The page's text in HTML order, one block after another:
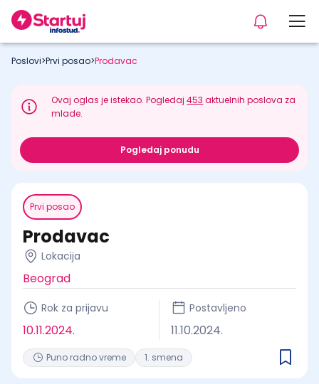
Poslovi>Prvi posao>Prodavac
Ovaj oglas je istekao. Pogledaj453 aktuelnih poslova za
mlade.
Pogledaj ponudu
Prvi posao
Prodavac
Lokacija
Beograd
Rok za prijavu
10.11.2024.
Postavljeno
11.10.2024.
Puno radno vreme 1. smena